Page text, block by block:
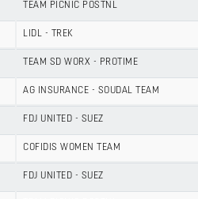
TEAM PICNIC POSTNL
LIDL - TREK
TEAM SD WORX - PROTIME
AG INSURANCE - SOUDAL TEAM
FDJ UNITED - SUEZ
COFIDIS WOMEN TEAM
FDJ UNITED - SUEZ